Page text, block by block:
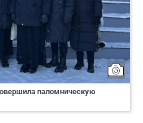
паломническую